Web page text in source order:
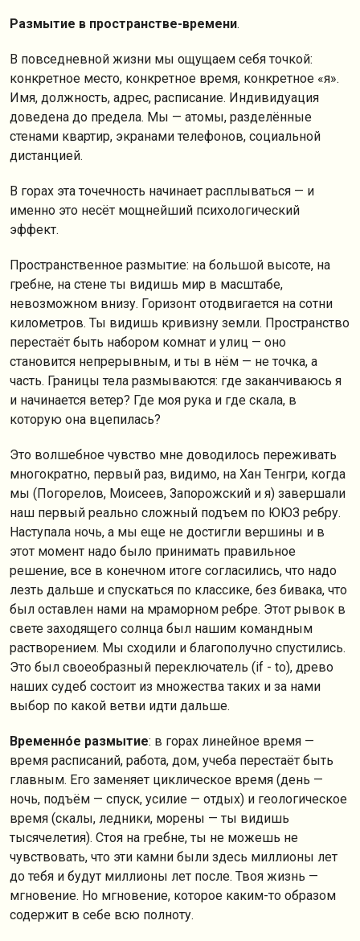
Размытие в пространстве-времени.
В повседневной жизни мы ощущаем себя точкой:
конкретное место, конкретное время, конкретное «я».
Имя, должность, адрес, расписание. Индивидуация
доведена до предела. Мы — атомы, разделённые
стенами квартир, экранами телефонов, социальной
дистанцией.
В горах эта точечность начинает расплываться — и
именно это несёт мощнейший психологический
эффект.
Пространственное размытие: на большой высоте, на
гребне, на стене ты видишь мир в масштабе,
невозможном внизу. Горизонт отодвигается на сотни
километров. Ты видишь кривизну земли. Пространство
перестаёт быть набором комнат и улиц — оно
становится непрерывным, и ты в нём — не точка, а
часть. Границы тела размываются: где заканчиваюсь я
и начинается ветер? Где моя рука и где скала, в
которую она вцепилась?
Это волшебное чувство мне доводилось переживать
многократно, первый раз, видимо, на Хан Тенгри, когда
мы (Погорелов, Моисеев, Запорожский и я) завершали
наш первый реально сложный подъем по ЮЮЗ ребру.
Наступала ночь, а мы еще не достигли вершины и в
этот момент надо было принимать правильное
решение, все в конечном итоге согласились, что надо
лезть дальше и спускаться по классике, без бивака, что
был оставлен нами на мраморном ребре. Этот рывок в
свете заходящего солнца был нашим командным
растворением. Мы сходили и благополучно спустились.
Это был своеобразный переключатель (if - to), древо
наших судеб состоит из множества таких и за нами
выбор по какой ветви идти дальше.
Временно́е размытие: в горах линейное время —
время расписаний, работа, дом, учеба перестаёт быть
главным. Его заменяет циклическое время (день —
ночь, подъём — спуск, усилие — отдых) и геологическое
время (скалы, ледники, морены — ты видишь
тысячелетия). Стоя на гребне, ты не можешь не
чувствовать, что эти камни были здесь миллионы лет
до тебя и будут миллионы лет после. Твоя жизнь —
мгновение. Но мгновение, которое каким-то образом
содержит в себе всю полноту.